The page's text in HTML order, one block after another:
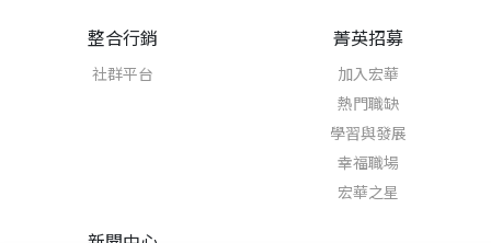
整合行銷
社群平台
菁英招募
加入宏華
熱門職缺
學習與發展
幸福職場
宏華之星